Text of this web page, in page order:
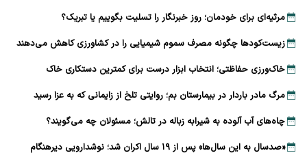
مرثیه‌ای برای خودمان؛ روز خبرنگار را تسلیت بگوییم یا تبریک؟
زیست‌کودها چگونه مصرف سموم شیمیایی را در کشاورزی کاهش می‌دهند
خاک‌ورزی حفاظتی؛ انتخاب ابزار درست برای کمترین دستکاری خاک
مرگ مادر باردار در بیمارستان بم؛ روایتی تلخ از زایمانی که به عزا رسید
چاه‌های آب آلوده به شیرابه زباله در تالش؛ مسئولان چه می‌گویند؟
«صدسال به این سال‌ها» پس از ۱۹ سال اکران شد؛ نوشدارویی دیرهنگام